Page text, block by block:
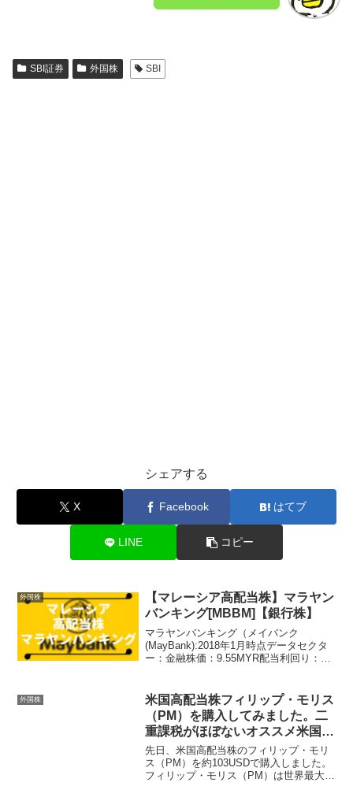
SBI証券 外国株 SBI
シェアする
X Facebook はてブ
LINE コピー
外国株
【マレーシア高配当株】マラヤン
バンキング[MBBM]【銀行株】
マラヤンバンキング（メイバンク
(MayBank):2018年1月時点データセクタ
ー：金融株価：9.55MYR配当利回り：
で、メイバンク(MayBank)...
外国株
米国高配当株フィリップ・モリス
（PM）を購入してみました。二
重課税がほぼないオススメ米国高
配当株です。
先日、米国高配当株のフィリップ・モリ
ス（PM）を約103USDで購入しました。
フィリップ・モリス（PM）は世界最大規